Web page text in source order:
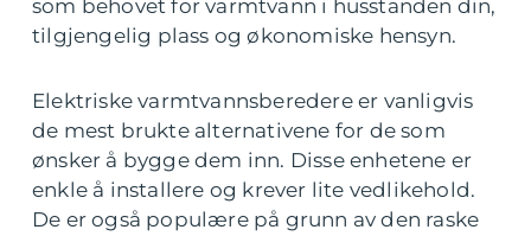
som behovet for varmtvann i husstanden din,
tilgjengelig plass og økonomiske hensyn.
Elektriske varmtvannsberedere er vanligvis
de mest brukte alternativene for de som
ønsker å bygge dem inn. Disse enhetene er
enkle å installere og krever lite vedlikehold.
De er også populære på grunn av den raske